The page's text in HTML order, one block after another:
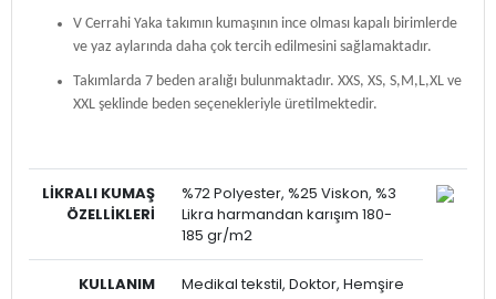
V Cerrahi Yaka takımın kumaşının ince olması kapalı birimlerde
ve yaz aylarında daha çok tercih edilmesini sağlamaktadır.
Takımlarda 7 beden aralığı bulunmaktadır. XXS, XS, S,M,L,XL ve
XXL şeklinde beden seçenekleriyle üretilmektedir.
LİKRALI KUMAŞ
ÖZELLİKLERİ
%72 Polyester, %25 Viskon, %3
Likra harmandan karışım 180-
185 gr/m2
KULLANIM
Medikal tekstil, Doktor, Hemşire